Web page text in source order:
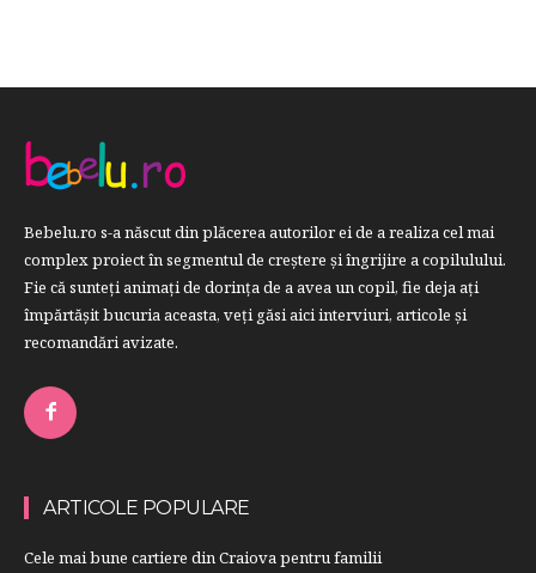
Bebelu.ro s-a născut din plăcerea autorilor ei de a realiza cel mai
complex proiect în segmentul de creştere şi îngrijire a copilulului.
Fie că sunteţi animaţi de dorinţa de a avea un copil, fie deja aţi
împărtăşit bucuria aceasta, veți găsi aici interviuri, articole şi
recomandări avizate.
ARTICOLE POPULARE
Cele mai bune cartiere din Craiova pentru familii